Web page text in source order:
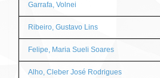
Garrafa, Volnei
Ribeiro, Gustavo Lins
Felipe, Maria Sueli Soares
Alho, Cleber José Rodrigues